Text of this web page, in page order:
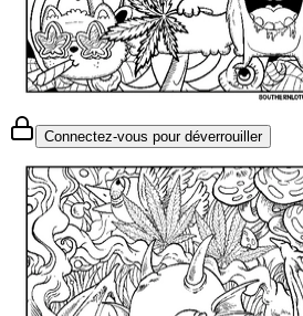
Connectez-vous pour déverrouiller